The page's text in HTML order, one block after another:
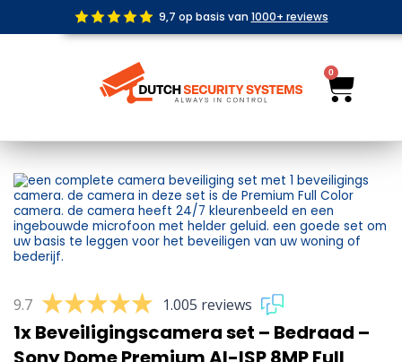
de
9,7 op basis van 1000+ reviews
0
9.7 1.005 reviews
1x Beveiligingscamera set – Bedraad –